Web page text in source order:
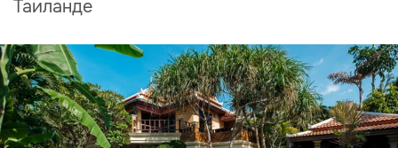
Таиланде